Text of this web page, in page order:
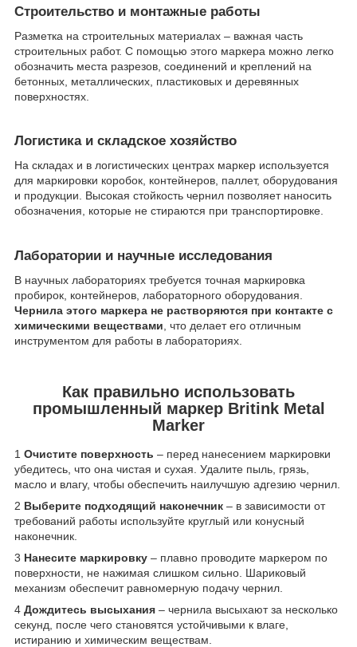
Строительство и монтажные работы
Разметка на строительных материалах – важная часть
строительных работ. С помощью этого маркера можно легко
обозначить места разрезов, соединений и креплений на
бетонных, металлических, пластиковых и деревянных
поверхностях.
Логистика и складское хозяйство
На складах и в логистических центрах маркер используется
для маркировки коробок, контейнеров, паллет, оборудования
и продукции. Высокая стойкость чернил позволяет наносить
обозначения, которые не стираются при транспортировке.
Лаборатории и научные исследования
В научных лабораториях требуется точная маркировка
пробирок, контейнеров, лабораторного оборудования.
Чернила этого маркера не растворяются при контакте с
химическими веществами , что делает его отличным
инструментом для работы в лабораториях.
Как правильно использовать
промышленный маркер Britink Metal
Marker
1 Очистите поверхность – перед нанесением маркировки
убедитесь, что она чистая и сухая. Удалите пыль, грязь,
масло и влагу, чтобы обеспечить наилучшую адгезию чернил.
2 Выберите подходящий наконечник – в зависимости от
требований работы используйте круглый или конусный
наконечник.
3 Нанесите маркировку – плавно проводите маркером по
поверхности, не нажимая слишком сильно. Шариковый
механизм обеспечит равномерную подачу чернил.
4 Дождитесь высыхания – чернила высыхают за несколько
секунд, после чего становятся устойчивыми к влаге,
истиранию и химическим веществам.